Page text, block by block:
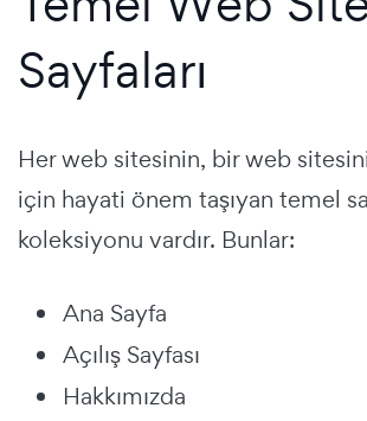
Sayfaları
Her web sitesinin, bir web
için hayati önem taşıyan temel
koleksiyonu vardır. Bunlar:
Ana Sayfa
Açılış Sayfası
Hakkımızda